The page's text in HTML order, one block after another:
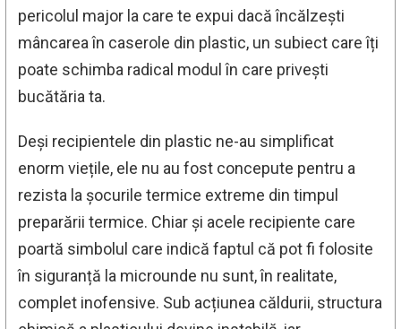
pericolul major la care te expui dacă încălzești
mâncarea în caserole din plastic, un subiect care îți
poate schimba radical modul în care privești
bucătăria ta.
Deși recipientele din plastic ne-au simplificat
enorm viețile, ele nu au fost concepute pentru a
rezista la șocurile termice extreme din timpul
preparării termice. Chiar și acele recipiente care
poartă simbolul care indică faptul că pot fi folosite
în siguranță la microunde nu sunt, în realitate,
complet inofensive. Sub acțiunea căldurii, structura